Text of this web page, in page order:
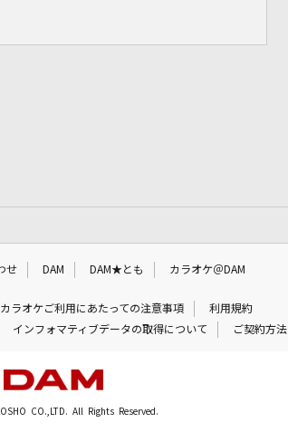
せ DAM DAM★とも カラオケ＠DAM
カラオケご利用にあたっての注意事項
利用規約
インフォマティブデータの取得について ご契約方法
CO.,LTD. All Rights Reserved.